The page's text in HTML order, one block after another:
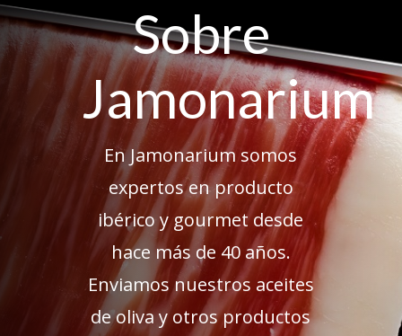
Sobre
Jamonarium
En Jamonarium somos
expertos en producto
ibérico y gourmet desde
hace más de 40 años.
Enviamos nuestros aceites
de oliva y otros productos